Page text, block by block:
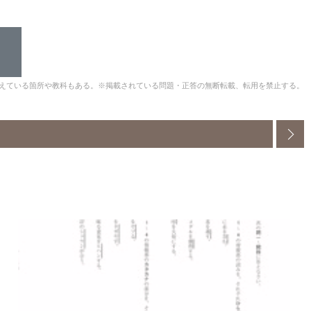
いる箇所や教科もある。※掲載されている問題・正答の無断転載、転用を禁止する。